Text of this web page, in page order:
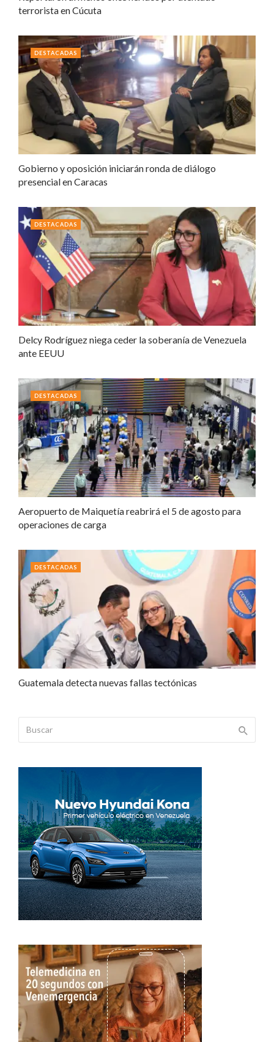
terrorista en Cúcuta
Gobierno y oposición iniciarán ronda de diálogo
presencial en Caracas
DESTACADAS
Delcy Rodríguez niega ceder la soberanía de Venezuela
ante EEUU
DESTACADAS
Aeropuerto de Maiquetía reabrirá el 5 de agosto para
operaciones de carga
DESTACADAS
Guatemala detecta nuevas fallas tectónicas
DESTACADAS